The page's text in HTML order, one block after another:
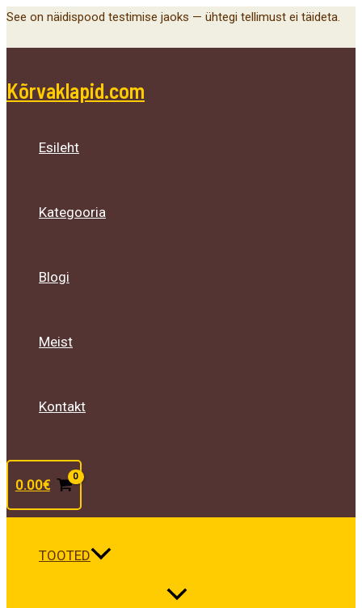
Skip
See on näidispood testimise jaoks — ühtegi tellimust ei täideta.
Kõrvaklapid.com
Esileht
Kategooria
Blogi
Meist
Kontakt
0.00€
TOOTED
Menu
Toggle
Menu
Toggle
Menu
Toggle
Main
Menu